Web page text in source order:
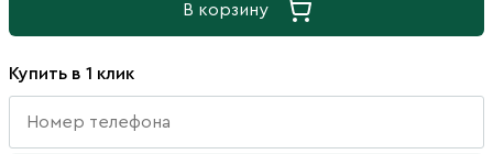
В корзину
Купить в 1 клик